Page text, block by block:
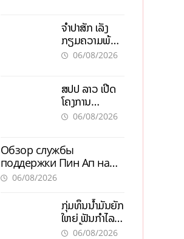
ເຕີບໂຕ
ຈຳປາສັກ ເລັ່ງ
ກຽມຄວາມພ້ອມ
“ປີທ່ອງທ່ຽວ
ເສດຖະກິດ
ທ້ອງຖິ່ນ
06/08/2026
ສປປ ລາວ ເປີດ
ໂຄງການ
ALERT-LAO
ລະບາດທົ່ວ
ປະເທດ
06/08/2026
Обзор службы
поддержки Пин Ап на
официальном сайте с
информацией
06/08/2026
ກຸ່ມທຶນນ້ຳມັນຍັກ
ໃຫຍ່ ຟັນກຳໄລ
93 ຕື້ໂດລາ
06/08/2026